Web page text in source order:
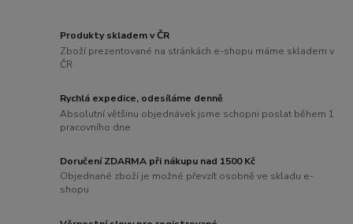
Produkty skladem v ČR
Zboží prezentované na stránkách e-shopu máme skladem v
ČR
Rychlá expedice, odesíláme denně
Absolutní většinu objednávek jsme schopni poslat během 1
pracovního dne
Doručení ZDARMA při nákupu nad 1500 Kč
Objednané zboží je možné převzít osobně ve skladu e-
shopu